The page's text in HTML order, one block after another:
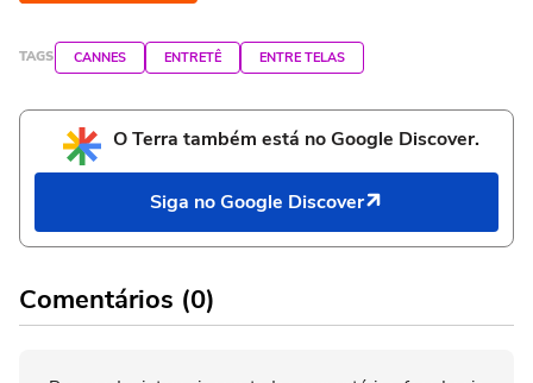
TAGS CANNES ENTRETÊ ENTRE TELAS
O Terra também está no Google Discover.
Siga no Google Discover
Comentários (0)